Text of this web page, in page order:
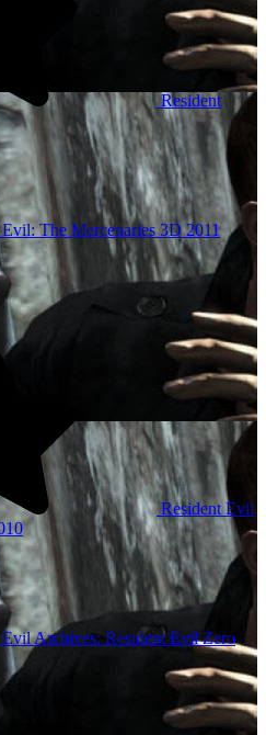
Resident
Evil: The Mercenaries 3D2011
Resident Evil
Evil Archives: Resident Evil Zero